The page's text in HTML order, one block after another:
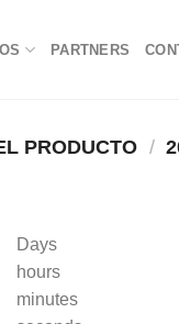
PARTNERS
PRODUCTO /
Days
hours
minutes